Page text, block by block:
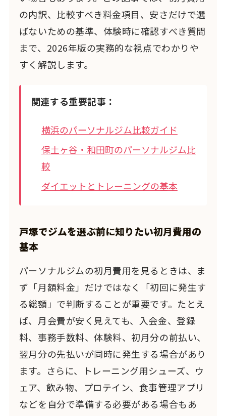
の内訳、比較すべき料金項目、安さだけで選
ばないための基準、体験時に確認すべき質問
まで、2026年版の実務的な視点でわかりや
すく解説します。
関連する重要記事：
横浜のパーソナルジム比較ガイド
保土ヶ谷・和田町のパーソナルジム比
較
ダイエットとトレーニングの基本
戸塚でジムを選ぶ前に知りたい初月費用の
基本
パーソナルジムの初月費用を見るときは、ま
ず「月額料金」だけではなく「初回に発生す
る総額」で判断することが重要です。たとえ
ば、月会費が安く見えても、入会金、登録
料、事務手数料、体験料、初月分の前払い、
翌月分の先払いが同時に発生する場合があり
ます。さらに、トレーニング用シューズ、ウ
ェア、飲み物、プロテイン、食事管理アプリ
などを自分で準備する必要がある場合もあ